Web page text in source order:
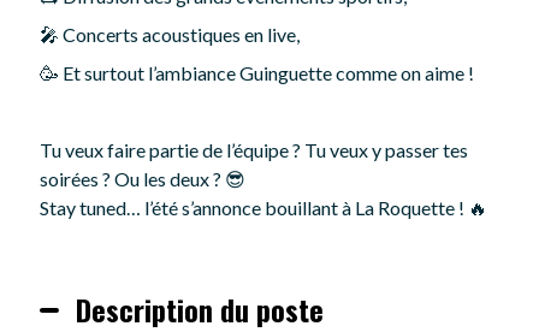
🎤 Concerts acoustiques en live,
🥳 Et surtout l’ambiance Guinguette comme on aime !
Tu veux faire partie de l’équipe ? Tu veux y passer tes
soirées ? Ou les deux ? 😎
Stay tuned… l’été s’annonce bouillant à La Roquette ! 🔥
Description du poste